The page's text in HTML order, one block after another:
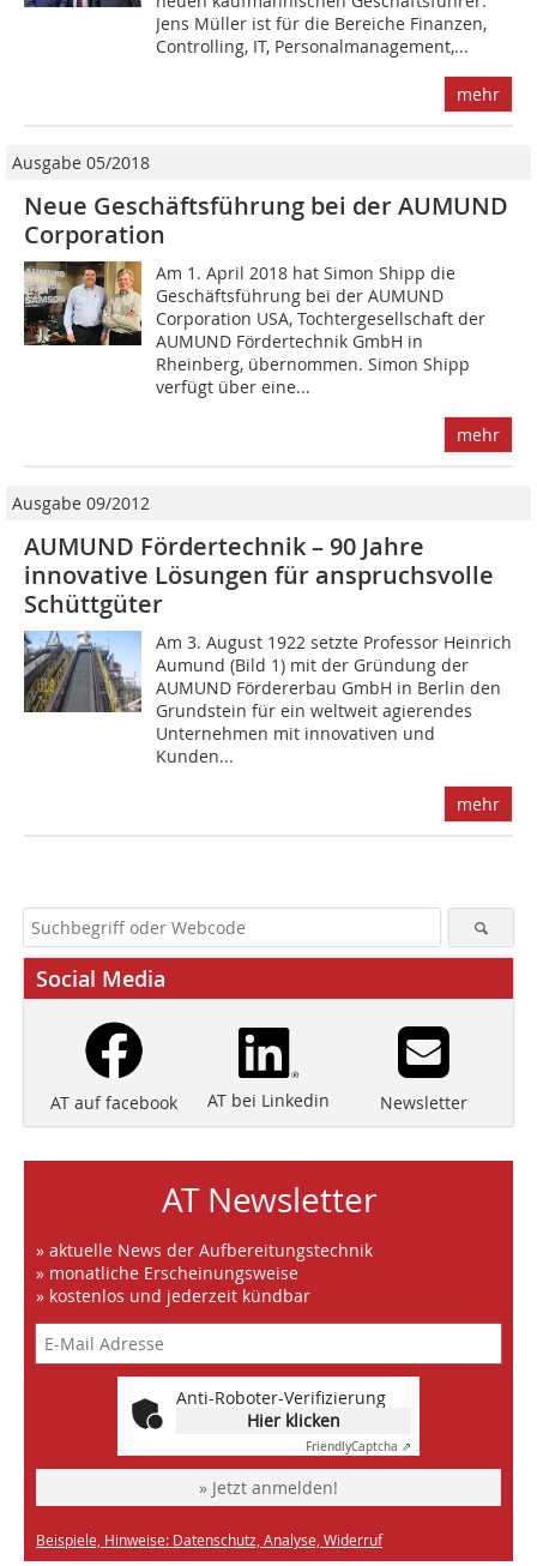
Jens Müller ist für die Bereiche Finanzen,
Controlling, IT, Personalmanagement,...
mehr
Ausgabe 05/2018
Neue Geschäftsführung bei der AUMUND
Corporation
Am 1. April 2018 hat Simon Shipp die
Geschäftsführung bei der AUMUND
Corporation USA, Tochtergesellschaft der
AUMUND Fördertechnik GmbH in
Rheinberg, übernommen. Simon Shipp
verfügt über eine...
mehr
Ausgabe 09/2012
AUMUND Fördertechnik – 90 Jahre
innovative Lösungen für anspruchsvolle
Schüttgüter
Am 3. August 1922 setzte Professor Heinrich
Aumund (Bild 1) mit der Gründung der
AUMUND Fördererbau GmbH in Berlin den
Grundstein für ein weltweit agierendes
Unternehmen mit innovativen und
Kunden...
mehr
Social Media
AT auf facebook AT bei Linkedin Newsletter
AT Newsletter
» aktuelle News der Aufbereitungstechnik
» monatliche Erscheinungsweise
» kostenlos und jederzeit kündbar
Anti-Roboter-Verifizierung
Hier klicken
FriendlyCaptcha ⇗
» Jetzt anmelden!
Beispiele, Hinweise: Datenschutz, Analyse, Widerruf